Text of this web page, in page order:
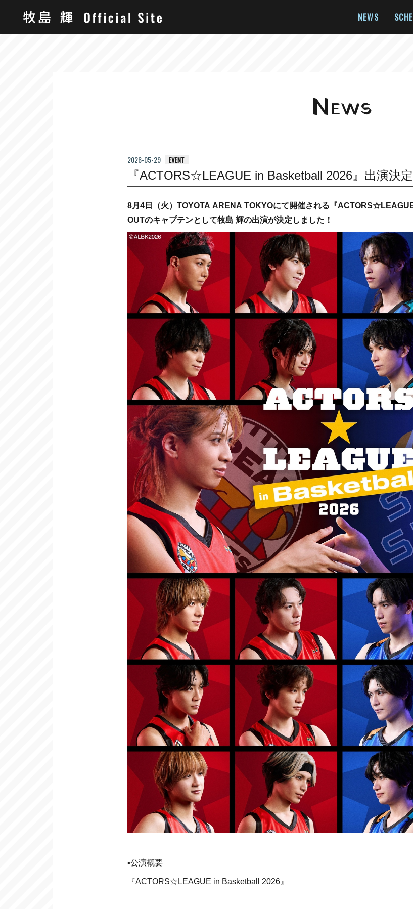
NEWS
NEWS
2026-05-29 EVENT
『ACTORS☆LEAGUE in Basketball 2026』出演決定
8月4日（火）TOYOTA ARENA TOKYOにて開催される『
OUTのキャプテンとして牧島 輝の出演が決定しました！
▪️公演概要
『ACTORS☆LEAGUE in Basketball 2026』